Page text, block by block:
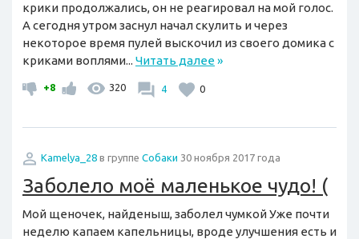
крики продолжались, он не реагировал на мой голос.
А сегодня утром заснул начал скулить и через
некоторое время пулей выскочил из своего домика с
криками воплями... Читать далее»
+8 320 4 0
Kamelya_28 в группе Собаки 30 ноября 2017 года
Заболело моё маленькое чудо! (
Мой щеночек, найденыш, заболел чумкой Уже почти
неделю капаем капельницы, вроде улучшения есть и